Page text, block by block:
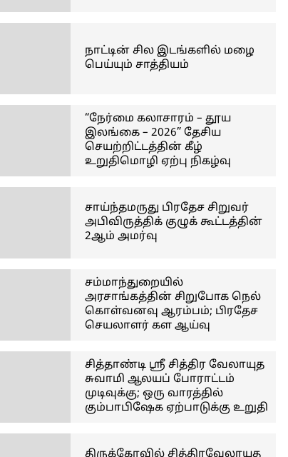
நாட்டின் சில இடங்களில் மழை
பெய்யும் சாத்தியம்
“நேர்மை கலாசாரம் – தூய
இலங்கை – 2026” தேசிய
செயற்றிட்டத்தின் கீழ்
உறுதிமொழி ஏற்பு நிகழ்வு
சாய்ந்தமருது பிரதேச சிறுவர்
அபிவிருத்திக் குழுக் கூட்டத்தின்
2ஆம் அமர்வு
சம்மாந்துறையில்
அரசாங்கத்தின் சிறுபோக நெல்
கொள்வனவு ஆரம்பம்; பிரதேச
செயலாளர் கள ஆய்வு
சித்தாண்டி ஸ்ரீ சித்திர வேலாயுத
சுவாமி ஆலயப் போராட்டம்
முடிவுக்கு; ஒரு வாரத்தில்
கும்பாபிஷேக ஏற்பாடுக்கு உறுதி